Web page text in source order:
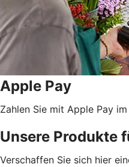
Apple Pay
Zahlen Sie mit Apple Pay
Unsere Produkte
Verschaffen Sie sich hier